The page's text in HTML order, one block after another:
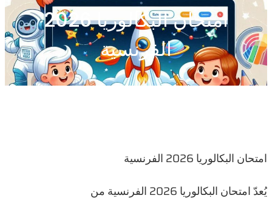
امتحان البكالوريا 2026
الفرنسية
امتحان البكالوريا 2026 الفرنسية
يُعدّ امتحان البكالوريا 2026 الفرنسية من